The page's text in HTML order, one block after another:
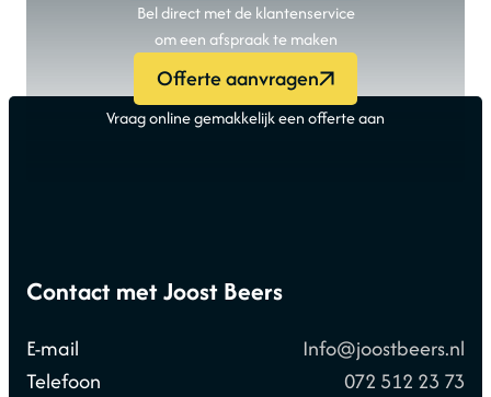
Bel direct met de klantenservice
om een afspraak te maken
Offerte aanvragen
Vraag online gemakkelijk een offerte aan
Contact met Joost Beers
E-mail
Info@joostbeers.nl
Telefoon
072 512 23 73